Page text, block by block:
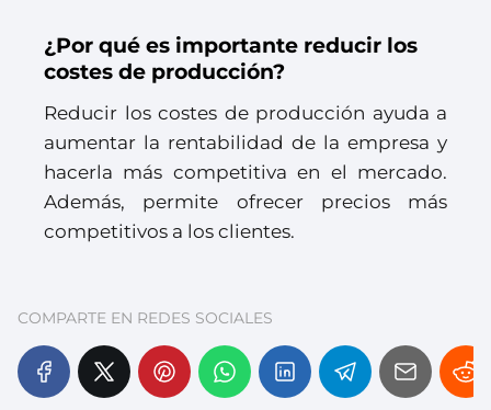
¿Por qué es importante reducir los
costes de producción?
Reducir los costes de producción ayuda a
aumentar la rentabilidad de la empresa y
hacerla más competitiva en el mercado.
Además, permite ofrecer precios más
competitivos a los clientes.
COMPARTE EN REDES SOCIALES